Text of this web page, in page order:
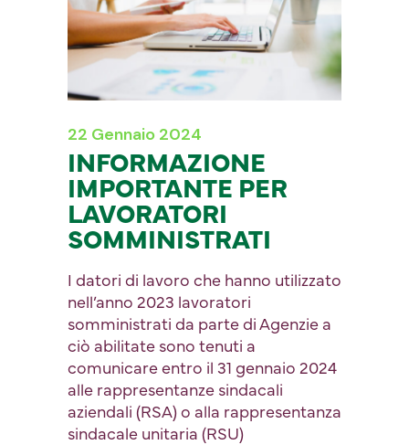
22 Gennaio 2024
INFORMAZIONE
IMPORTANTE PER
LAVORATORI
SOMMINISTRATI
I datori di lavoro che hanno utilizzato
nell’anno 2023 lavoratori
somministrati da parte di Agenzie a
ciò abilitate sono tenuti a
comunicare entro il 31 gennaio 2024
alle rappresentanze sindacali
aziendali (RSA) o alla rappresentanza
sindacale unitaria (RSU)